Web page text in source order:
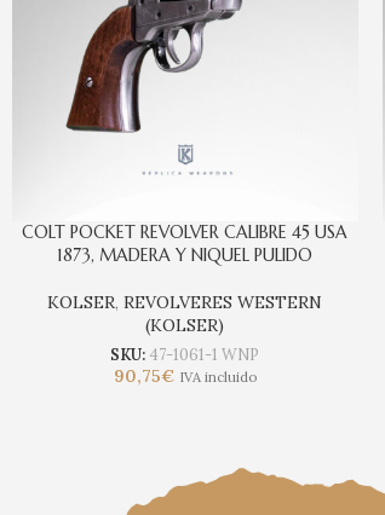
COLT POCKET REVOLVER CALIBRE 45 USA
1873, MADERA Y NIQUEL PULIDO
KOLSER,REVOLVERES WESTERN
(KOLSER)
SKU: 47-1061-1 WNP
90,75€ IVA incluido